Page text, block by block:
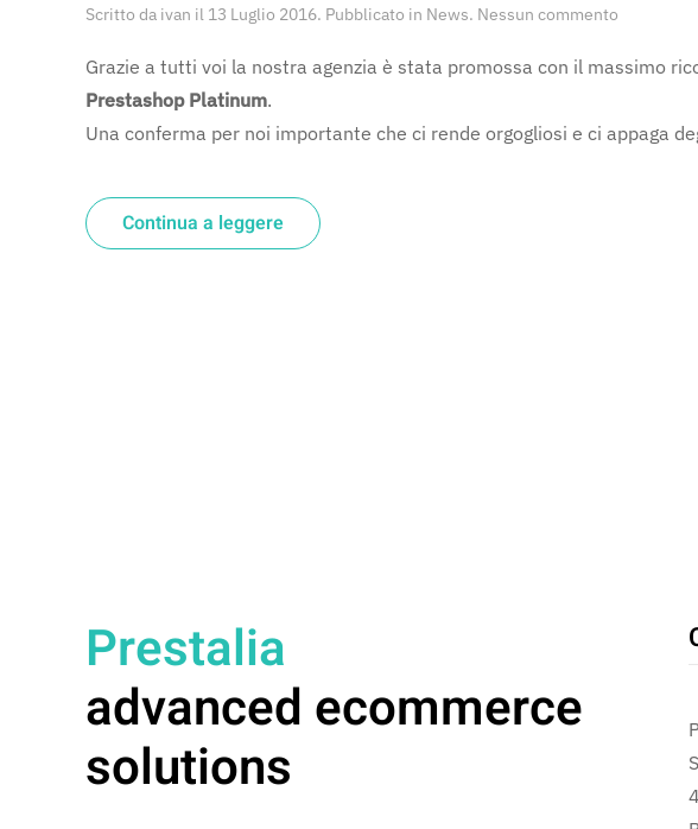
Scritto da ivan il 13 Luglio 2016. Pubblicato in News. Nessun commento
promossa
Platinum!
Grazie a tutti voi la nostra agenzia è stata promossa con il massimo
Prestashop Platinum.
Una conferma per noi importante che ci rende orgogliosi e ci appaga
Continua a leggere
Prestalia
advanced ecommerce
solutions